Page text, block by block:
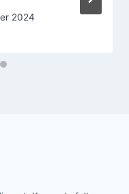
2024